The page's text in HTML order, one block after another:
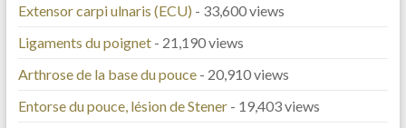
Extensor carpi ulnaris (ECU) - 33,600 views
Ligaments du poignet- 21,190 views
Arthrose de la base du pouce- 20,910 views
Entorse du pouce, lésion de Stener- 19,403 views